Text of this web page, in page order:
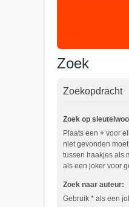
Zoek
Zoekopdracht
Zoek op
Plaats een + voor
niet gevonden
tussen haakjes als
als een joker voor
Zoek naar auteur:
Gebruik * als een